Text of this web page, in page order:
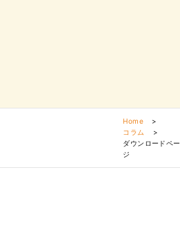
Home
>
コラム
>
ダウンロードペー
ジ